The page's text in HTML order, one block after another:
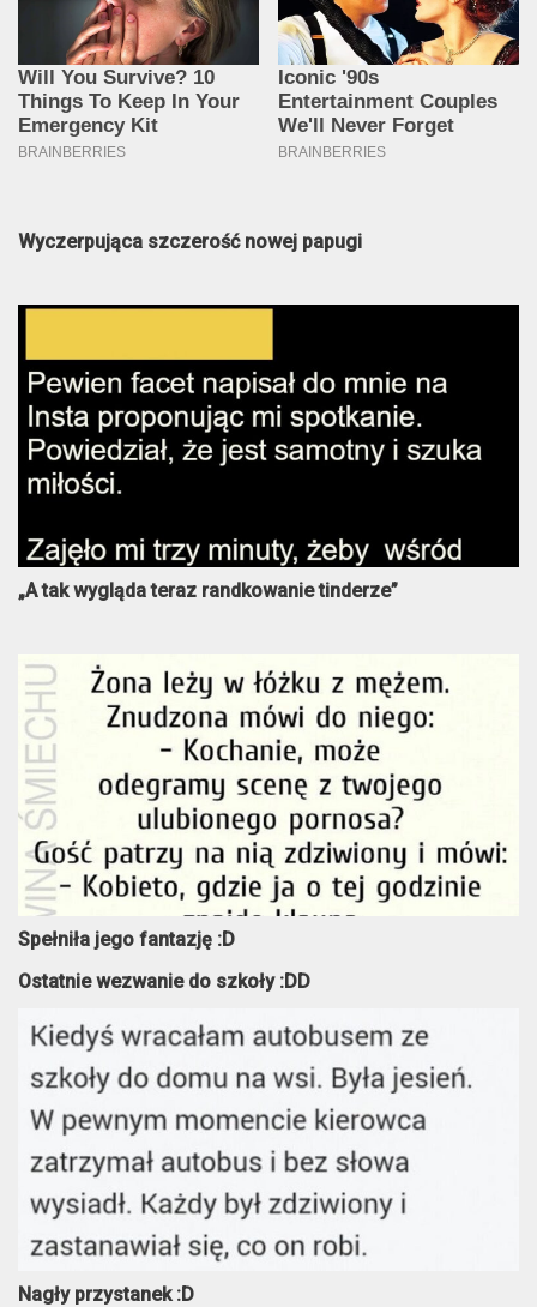
Wyczerpująca szczerość nowej papugi
„A tak wygląda teraz randkowanie tinderze”
Spełniła jego fantazję :D
Ostatnie wezwanie do szkoły :DD
Nagły przystanek :D